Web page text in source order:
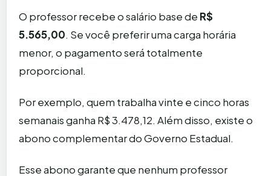
O professor recebe o salário base de R$
5.565,00. Se você preferir uma carga horária
menor, o pagamento será totalmente
proporcional.
Por exemplo, quem trabalha vinte e cinco horas
semanais ganha R$ 3.478,12. Além disso, existe o
abono complementar do Governo Estadual.
Esse abono garante que nenhum professor